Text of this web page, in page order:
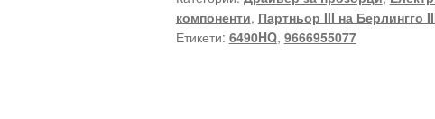
Citroen
Peugeot
компоненти, Партньор III на Берлингго
Етикети: 6490HQ, 9666955077